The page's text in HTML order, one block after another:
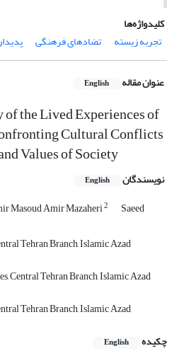
کلیدواژه‌ها
تجربه زیسته
تضادهای فرهنگی
عنوان مقاله English
the Lived Experiences of
Cultural Conflicts
Values of Society
نویسندگان English
Masoud Amir Mazaheri2 Saeed
Tehran Branch, Islamic Azad
Central Tehran Branch, Islamic Azad
Tehran Branch, Islamic Azad
چکیده
English